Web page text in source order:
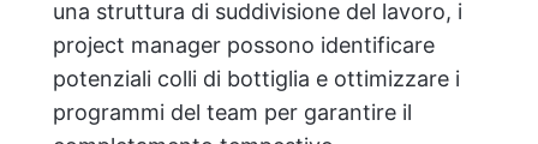
una struttura di suddivisione del lavoro, i
project manager possono identificare
potenziali colli di bottiglia e ottimizzare i
programmi del team per garantire il